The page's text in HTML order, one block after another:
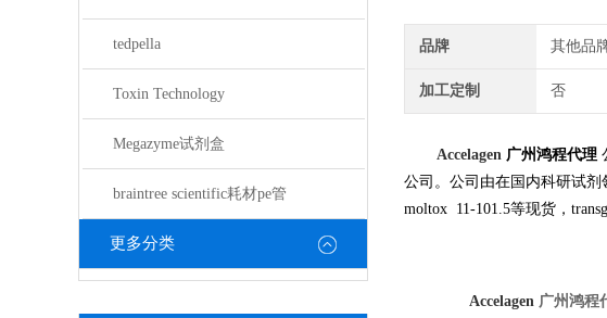
tedpella
Toxin Technology
Megazyme试剂盒
braintree scientific耗材pe管
更多分类
品牌 其他品
加工定制 否
Accelagen 广州鸿程代理
公司。公司由在国内科研试
moltox 11-101.5等现货，
Accelagen 广州鸿程